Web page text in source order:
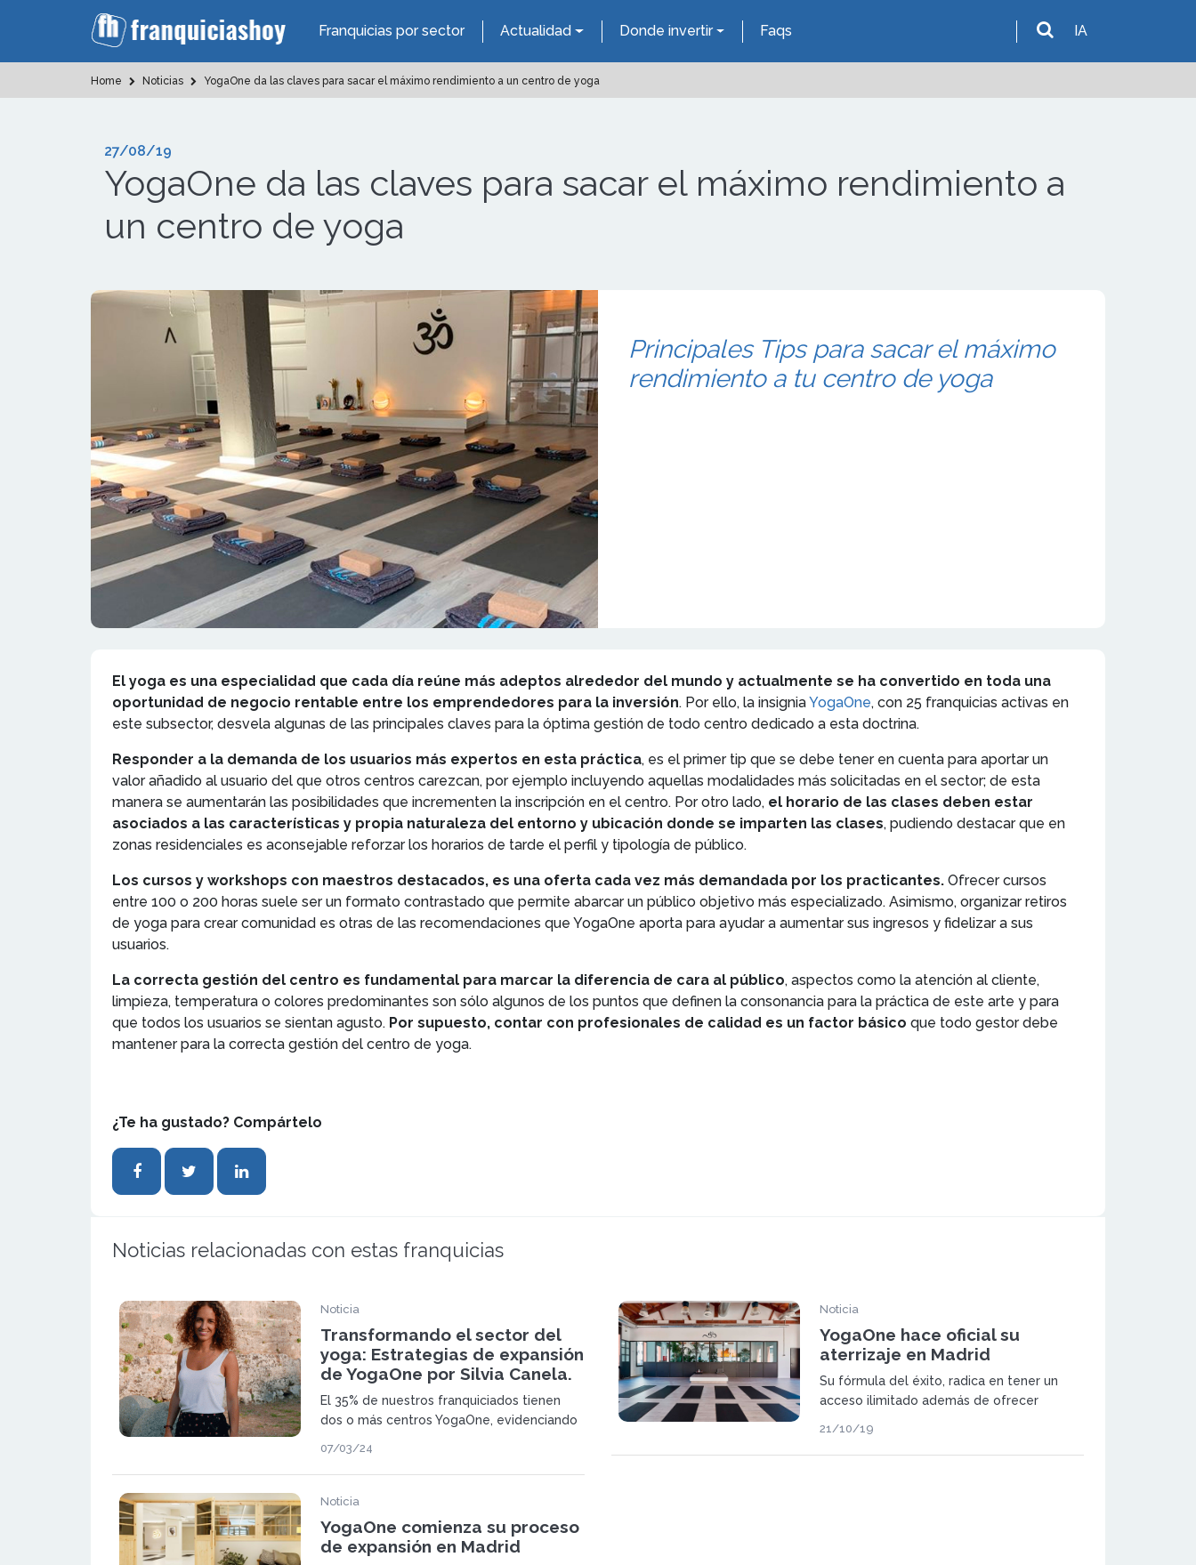
Franquicias por sector Actualidad Donde invertir Faqs IA
Home Noticias YogaOne da las claves para sacar el máximo rendimiento a un centro de yoga
27/08/19
YogaOne da las claves para sacar el máximo rendimiento a
un centro de yoga
Principales Tips para sacar el máximo
rendimiento a tu centro de yoga
El yoga es una especialidad que cada día reúne más adeptos alrededor del mundo y actualmente se ha convertido en toda una
oportunidad de negocio rentable entre los emprendedores para la inversión. Por ello, la insigniaYogaOne, con 25 franquicias activas en
este subsector, desvela algunas de las principales claves para la óptima gestión de todo centro dedicado a esta doctrina.
Responder a la demanda de los usuarios más expertos en esta práctica, es el primer tip que se debe tener en cuenta para aportar un
valor añadido al usuario del que otros centros carezcan, por ejemplo incluyendo aquellas modalidades más solicitadas en el sector; de esta
manera se aumentarán las posibilidades que incrementen la inscripción en el centro. Por otro lado, el horario de las clases deben estar
asociados a las características y propia naturaleza del entorno y ubicación donde se imparten las clases, pudiendo destacar que en
zonas residenciales es aconsejable reforzar los horarios de tarde el perfil y tipología de público.
Los cursos y workshops con maestros destacados, es una oferta cada vez más demandada por los practicantes. Ofrecer cursos
entre 100 o 200 horas suele ser un formato contrastado que permite abarcar un público objetivo más especializado. Asimismo, organizar retiros
de yoga para crear comunidad es otras de las recomendaciones que YogaOne aporta para ayudar a aumentar sus ingresos y fidelizar a sus
usuarios.
La correcta gestión del centro es fundamental para marcar la diferencia de cara al público, aspectos como la atención al cliente,
limpieza, temperatura o colores predominantes son sólo algunos de los puntos que definen la consonancia para la práctica de este arte y para
que todos los usuarios se sientan agusto. Por supuesto, contar con profesionales de calidad es un factor básico que todo gestor debe
mantener para la correcta gestión del centro de yoga.
¿Te ha gustado? Compártelo
Noticias relacionadas con estas franquicias
Noticia
Transformando el sector del
yoga: Estrategias de expansión
de YogaOne por Silvia Canela.
El 35% de nuestros franquiciados tienen
dos o más centros YogaOne, evidenciando
crecimiento continuo de la marca. No solo
destaca el atractivo retorno de la inversión
que ofrecemos, sino que también subraya
el compromiso de nuestros socios . Slvia
Candela, Directora de Expansión de
07/03/24
Noticia
YogaOne hace oficial su
aterrizaje en Madrid
Su fórmula del éxito, radica en tener un
acceso ilimitado además de ofrecer
21/10/19
Noticia
YogaOne comienza su proceso
de expansión en Madrid